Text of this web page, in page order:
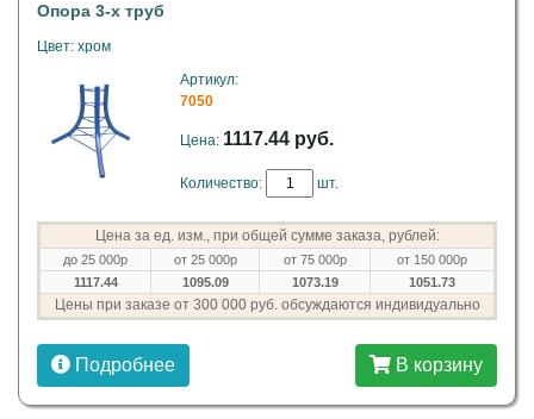
Опора 3-х труб
Цвет: хром
Артикул:
7050
Цена: 1117.44 руб.
Количество: шт.
Цена за ед. изм., при общей сумме заказа, рублей:
до 25 000р от 25 000р от 75 000р
от 150 000р
1117.44
1095.09 1073.19 1051.73
Цены при заказе от 300 000 руб. обсуждаются индивидуально
Подробнее В корзину